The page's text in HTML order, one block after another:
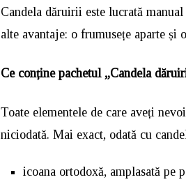
Candela dăruirii este lucrată
alte avantaje: o frumusețe aparte și
Ce conține pachetul „Candela
Toate elementele de care aveți
niciodată. Mai exact, odată cu
icoana ortodoxă, amplasată pe